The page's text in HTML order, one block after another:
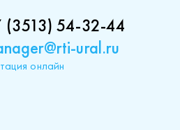
(3513) 54-32-44
ural.ru
онлайн